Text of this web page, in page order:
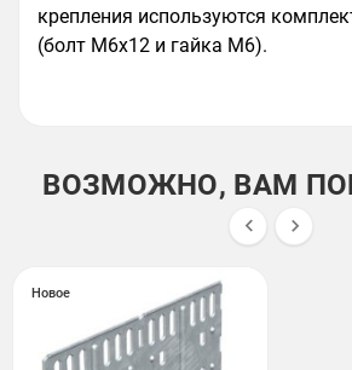
крепления используются
(болт M6x12 и гайка M6).
ВОЗМОЖНО, ВАМ
 
Новое